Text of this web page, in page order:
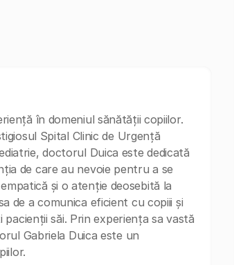
în domeniul sănătății copiilor.
Spital Clinic de Urgență
doctorul Duica este dedicată
de care au nevoie pentru a se
și o atenție deosebită la
de a comunica eficient cu copiii și
săi. Prin experiența sa vastă
Gabriela Duica este un